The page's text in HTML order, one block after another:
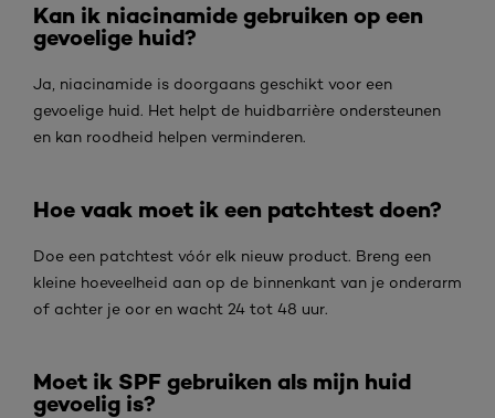
Kan ik niacinamide gebruiken op een
gevoelige huid?
Ja, niacinamide is doorgaans geschikt voor een
gevoelige huid. Het helpt de huidbarrière ondersteunen
en kan roodheid helpen verminderen.
Hoe vaak moet ik een patchtest doen?
Doe een patchtest vóór elk nieuw product. Breng een
kleine hoeveelheid aan op de binnenkant van je onderarm
of achter je oor en wacht 24 tot 48 uur.
Moet ik SPF gebruiken als mijn huid
gevoelig is?